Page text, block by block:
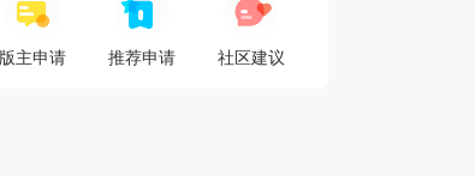
版主申请 推荐申请 社区建议